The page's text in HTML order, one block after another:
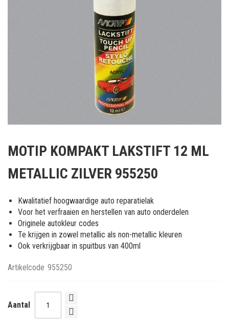
het
van
afbeeldingen-
gallerij
MOTIP KOMPAKT LAKSTIFT 12 ML
METALLIC ZILVER 955250
Kwalitatief hoogwaardige auto reparatielak
Voor het verfraaien en herstellen van auto onderdelen
Originele autokleur codes
Te krijgen in zowel metallic als non-metallic kleuren
Ook verkrijgbaar in spuitbus van 400ml
Artikelcode 955250
Aantal